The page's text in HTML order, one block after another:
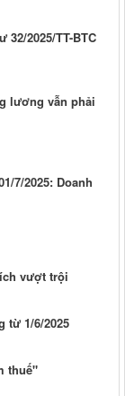
2025/TT-BTC
lương vẫn phải
7/2025: Doanh
vượt trội
từ 1/6/2025
thuế"